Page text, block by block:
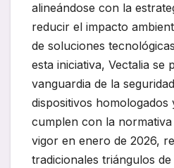
alineándose con la
reducir el impacto
de soluciones
esta iniciativa, Vectalia se
vanguardia de la
dispositivos homologados
cumplen con la
vigor en enero de 2026,
tradicionales triángulos